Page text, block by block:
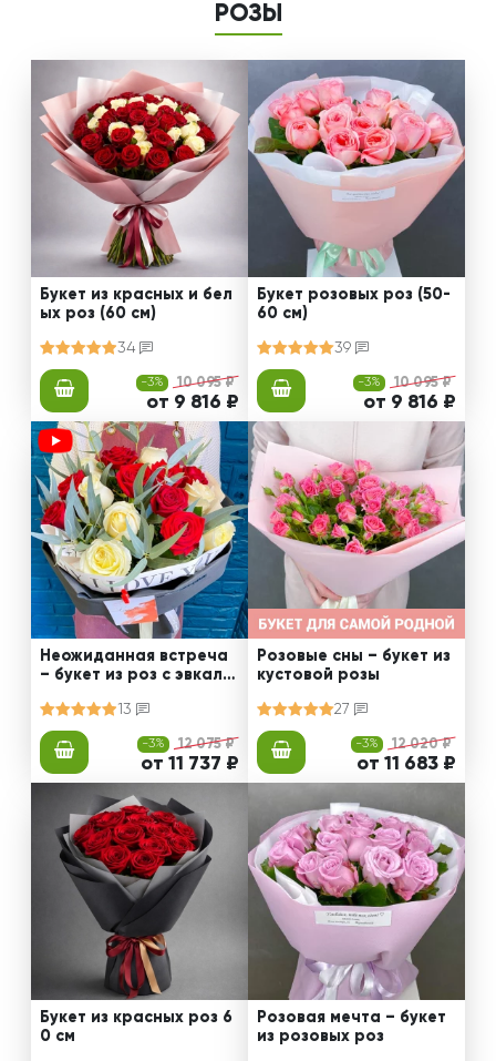
РОЗЫ
Букет из красных и бел
ых роз (60 см)
34
-3% 10 095 ₽
от 9 816 ₽
Букет розовых роз (50-
60 см)
39
-3% 10 095 ₽
от 9 816 ₽
Неожиданная встреча
– букет из роз с эвкали
13
-3% 12 075 ₽
от 11 737 ₽
Розовые сны – букет из
кустовой розы
27
-3% 12 020 ₽
от 11 683 ₽
Букет из красных роз 6
0 см
Розовая мечта – букет
из розовых роз